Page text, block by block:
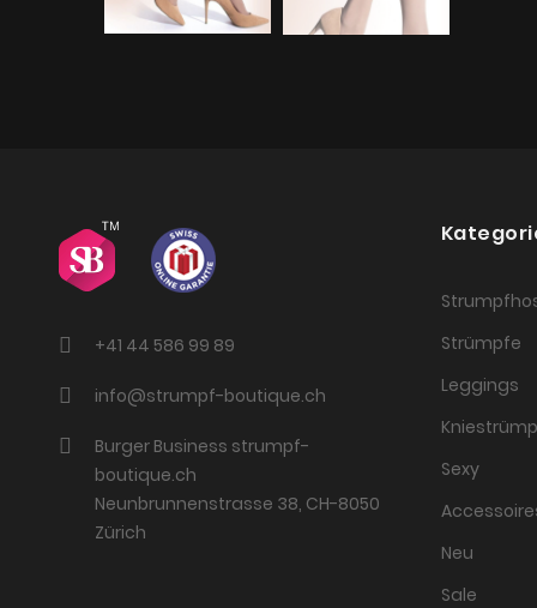
+41 44 586 99 89
info@strumpf-boutique.ch
Burger Business strumpf-
boutique.ch
Neunbrunnenstrasse 38, CH-8050
Zürich
Strümpfe
Leggings
Sexy
Neu
Sale